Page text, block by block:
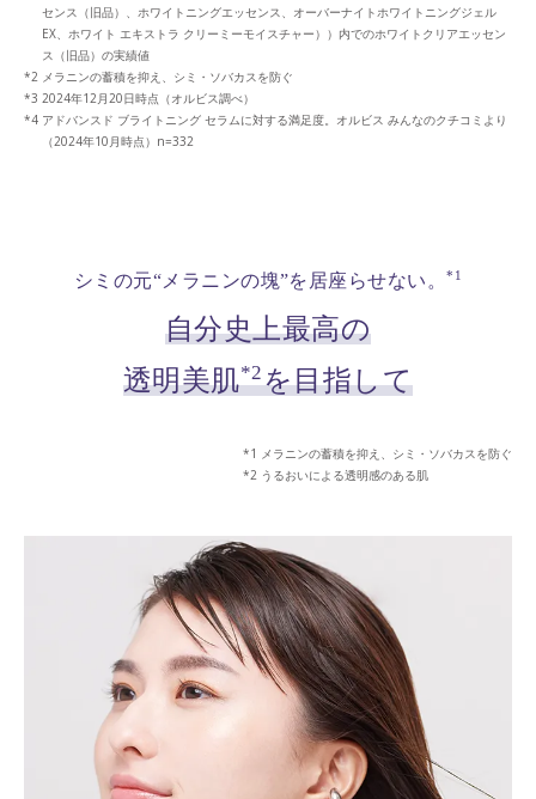
センス（旧品）、ホワイトニングエッセンス、オーバーナイトホワイトニングジェル
EX、ホワイト エキストラ クリーミーモイスチャー））内でのホワイトクリアエッセン
ス（旧品）の実績値
メラニンの蓄積を抑え、シミ・ソバカスを防ぐ
2024年12月20日時点（オルビス調べ）
アドバンスド ブライトニング セラムに対する満足度。オルビス みんなのクチコミより
（2024年10月時点）n=332
シミの元“メラニンの塊”を居座らせない。*1
自分史上最高の
透明美肌*2を目指して
メラニンの蓄積を抑え、シミ・ソバカスを防ぐ
うるおいによる透明感のある肌